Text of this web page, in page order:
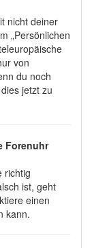
nicht deiner
„Persönlichen
von
du noch
jetzt zu
Forenuhr
richtig
ist, geht
einen
kann.